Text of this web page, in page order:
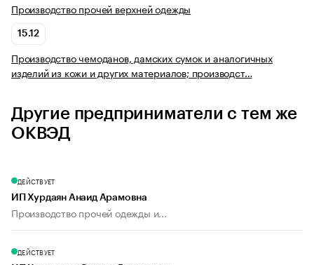
Производство прочей верхней одежды
15.12
Производство чемоданов, дамских сумок и аналогичных
изделий из кожи и других материалов; производст…
Другие предприниматели с тем же
ОКВЭД
ДЕЙСТВУЕТ
ИП Хурдаян Анаид Арамовна
Производство прочей одежды и...
ДЕЙСТВУЕТ